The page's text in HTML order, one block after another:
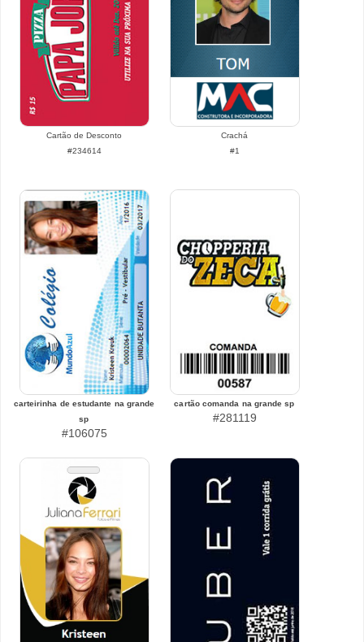
Cartão de Desconto
#234614
Crachá
#1
carteirinha de estudante na grande
sp
#106075
cartão comanda na grande sp
#281119